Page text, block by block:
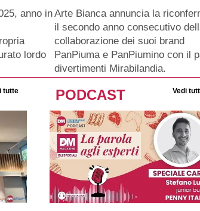
anno in
lordo
Arte Bianca annuncia la
il secondo anno consecutivo
collaborazione dei suoi brand
PanPiuma e PanPiumino con il
divertimenti Mirabilandia.
tutte PODCAST Vedi